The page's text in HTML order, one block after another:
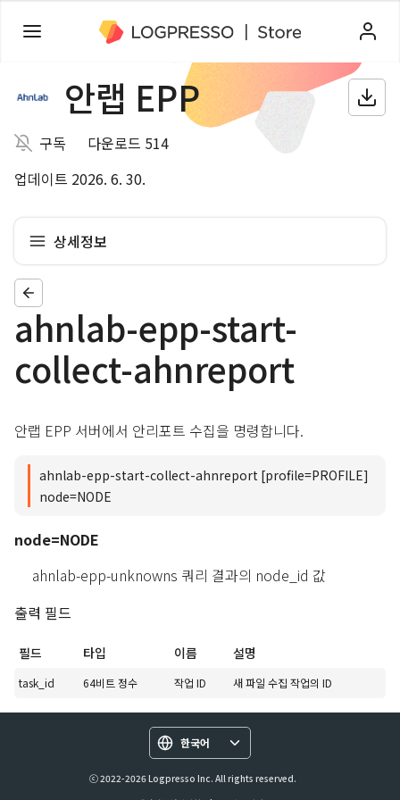
안랩 EPP
구독
다운로드 514
업데이트 2026. 6. 30.
상세정보
ahnlab-epp-start-
collect-ahnreport
안랩 EPP 서버에서 안리포트 수집을 명령합니다.
ahnlab-epp-start-collect-ahnreport [profile=PROFILE]
node=NODE
node=NODE
ahnlab-epp-unknowns 쿼리 결과의 node_id 값
출력 필드
필드 타입 이름 설명
task_id 64비트 정수 작업 ID 새 파일 수집 작업의 ID
한국어
ⓒ 2022-2026 Logpresso Inc. All rights reserved.